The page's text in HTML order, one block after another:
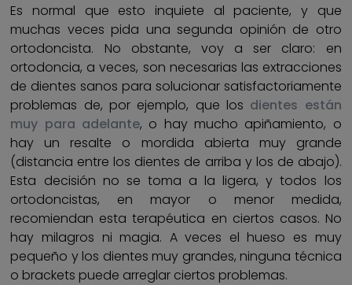
Es normal que esto inquiete al paciente, y que
muchas veces pida una segunda opinión de otro
ortodoncista. No obstante, voy a ser claro: en
ortodoncia, a veces, son necesarias las extracciones
de dientes sanos para solucionar satisfactoriamente
problemas de, por ejemplo, que los dientes están
muy para adelante, o hay mucho apiñamiento, o
hay un resalte o mordida abierta muy grande
(distancia entre los dientes de arriba y los de abajo).
Esta decisión no se toma a la ligera, y todos los
ortodoncistas, en mayor o menor medida,
recomiendan esta terapéutica en ciertos casos. No
hay milagros ni magia. A veces el hueso es muy
pequeño y los dientes muy grandes, ninguna técnica
o brackets puede arreglar ciertos problemas.